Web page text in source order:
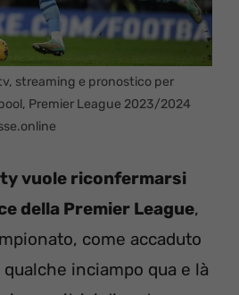
streaming e pronostico per
Premier League 2023/2024
vuole riconfermarsi
della Premier League,
come accaduto
qualche inciampo qua e là